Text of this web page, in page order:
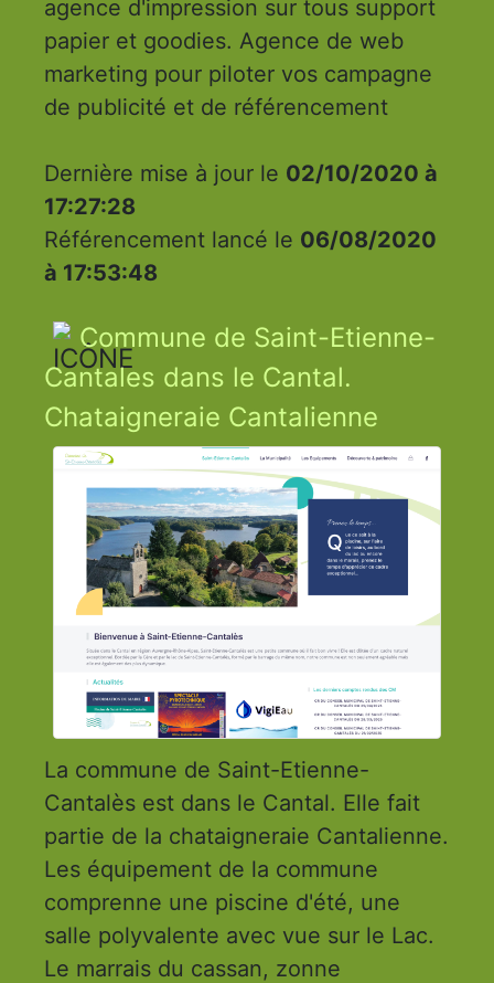
agence d'impression sur tous support
papier et goodies. Agence de web
marketing pour piloter vos campagne
de publicité et de référencement
Dernière mise à jour le 02/10/2020 à
17:27:28
Référencement lancé le 06/08/2020
à 17:53:48
Commune de Saint-Etienne-
Cantales dans le Cantal.
Chataigneraie Cantalienne
La commune de Saint-Etienne-
Cantalès est dans le Cantal. Elle fait
partie de la chataigneraie Cantalienne.
Les équipement de la commune
comprenne une piscine d'été, une
salle polyvalente avec vue sur le Lac.
Le marrais du cassan, zonne